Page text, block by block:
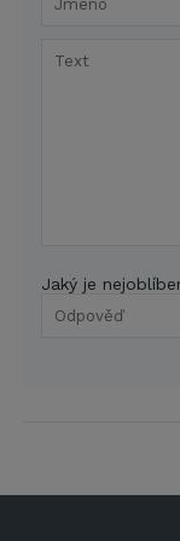
Jaký je